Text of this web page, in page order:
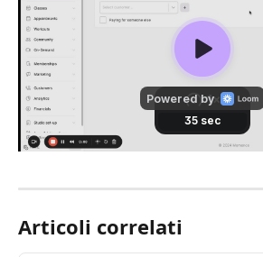
Articoli correlati